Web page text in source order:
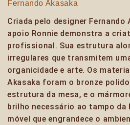
Fernando Akasaka
Criada pelo designer Fernando
apoio Ronnie demonstra a
profissional. Sua estrutura
irregulares que transmitem
organicidade e arte. Os
Akasaka foram o bronze
estrutura da mesa, e o
brilho necessário ao tampo da
móvel que engrandece o